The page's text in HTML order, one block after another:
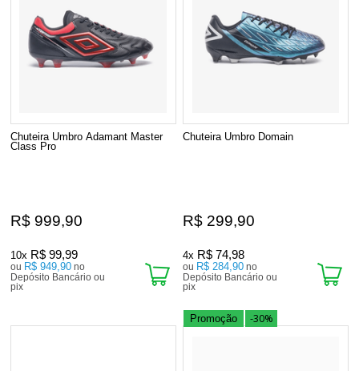
Chuteira Umbro Adamant Master
Class Pro
R$ 999,90
10x R$ 99,99
ou R$ 949,90 no
Depósito Bancário ou
pix
Chuteira Umbro Domain
R$ 299,90
4x R$ 74,98
ou R$ 284,90 no
Depósito Bancário ou
pix
Promoção -30%